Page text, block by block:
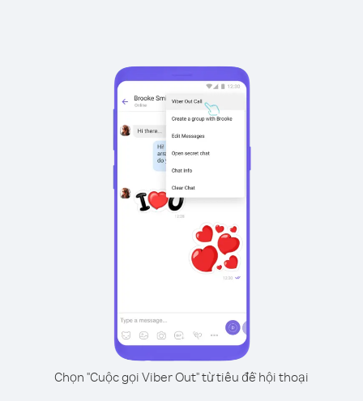
Chọn "Cuộc gọi Viber Out" từ tiêu đề hội thoại